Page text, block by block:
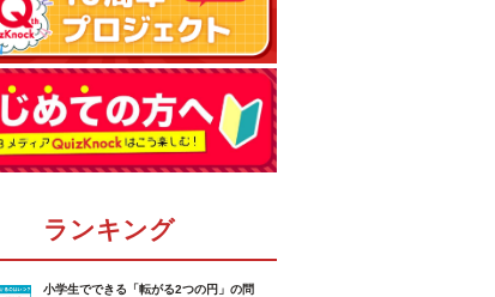
ランキング
小学生でできる「転がる2つの円」の問